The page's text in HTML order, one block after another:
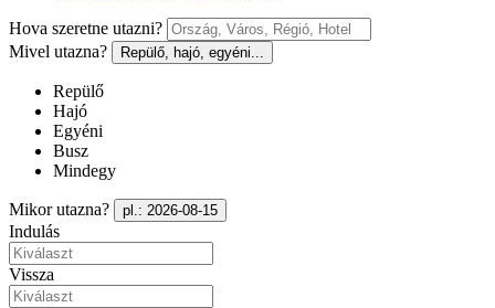
Hova szeretne utazni?
Mivel utazna?
Repülő, hajó, egyéni...
Repülő
Hajó
Egyéni
Busz
Mindegy
Mikor utazna? pl.: 2026-08-15
Indulás
Vissza